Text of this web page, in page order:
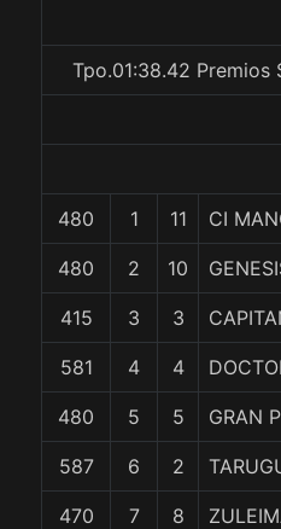
Tpo.01:38.42
480 1 11 CI
480 2 10
415 3 3
581 4 4
480 5 5 GRAN
587 6 2
470 7 8